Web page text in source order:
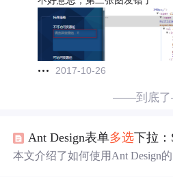
2017-10-26
——到底
Ant Design表单多选下拉：
本文介绍了如何使用Ant Design